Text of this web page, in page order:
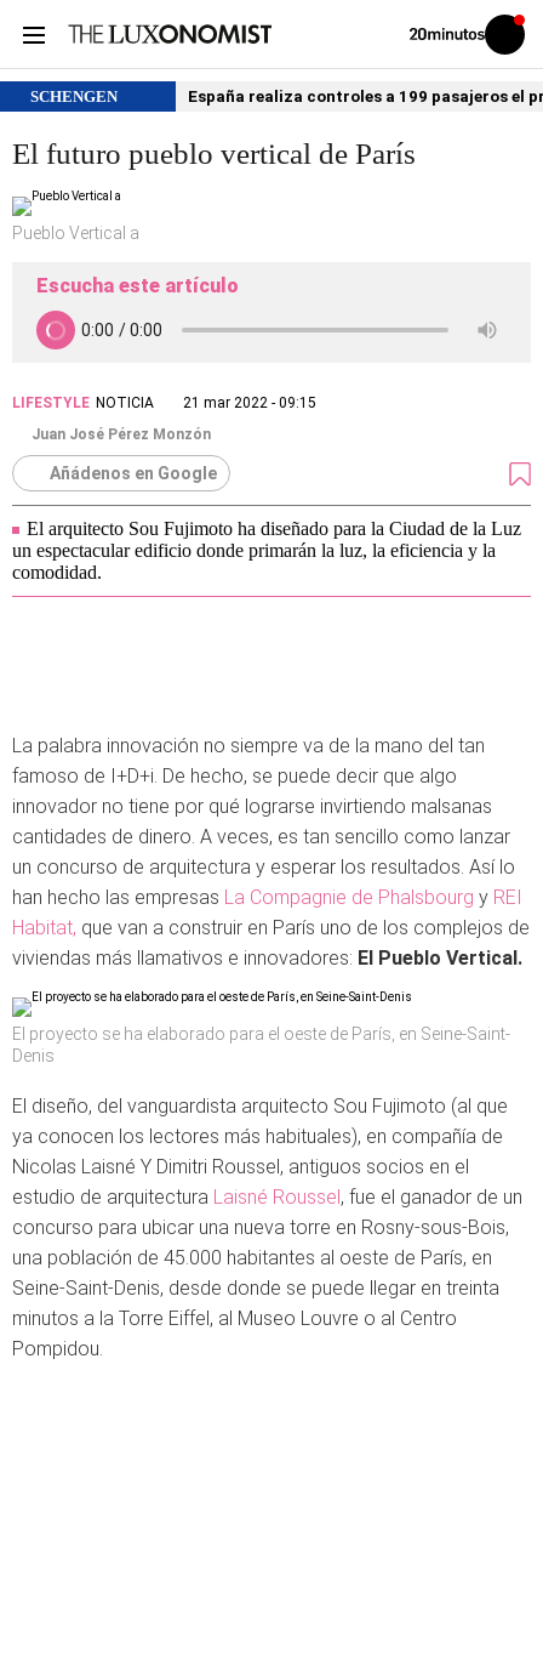
Volver
Iniciar
sesión
SCHENGEN España realiza controles a 199 pasajeros el
El futuro pueblo vertical de París
Pueblo Vertical a
Escucha este artículo
LIFESTYLE NOTICIA
21 mar 2022 - 09:15
Juan José Pérez Monzón
Añádenos en Google
El arquitecto Sou Fujimoto ha diseñado para la Ciudad de la Luz
un espectacular edificio donde primarán la luz, la eficiencia y la
comodidad.
La palabra innovación no siempre va de la mano del tan
famoso de I+D+i. De hecho, se puede decir que algo
innovador no tiene por qué lograrse invirtiendo malsanas
cantidades de dinero. A veces, es tan sencillo como lanzar
un concurso de arquitectura y esperar los resultados. Así lo
han hecho las empresas La Compagnie de Phalsbourg y REI
Habitat, que van a construir en París uno de los complejos de
viviendas más llamativos e innovadores: El Pueblo Vertical.
El proyecto se ha elaborado para el oeste de París, en Seine-Saint-
Denis
El diseño, del vanguardista arquitecto Sou Fujimoto (al que
ya conocen los lectores más habituales), en compañía de
Nicolas Laisné Y Dimitri Roussel, antiguos socios en el
estudio de arquitectura Laisné Roussel, fue el ganador de un
concurso para ubicar una nueva torre en Rosny-sous-Bois,
una población de 45.000 habitantes al oeste de París, en
Seine-Saint-Denis, desde donde se puede llegar en treinta
minutos a la Torre Eiffel, al Museo Louvre o al Centro
Pompidou.